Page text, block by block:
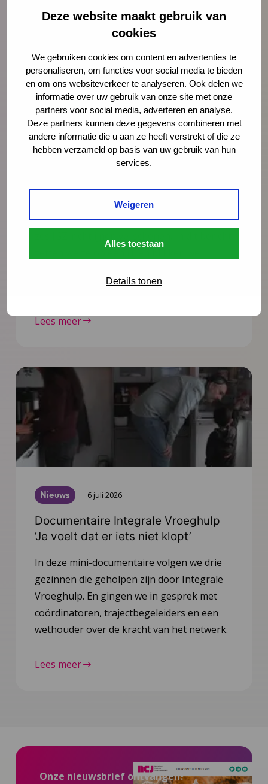
Deze website maakt gebruik van
cookies
We gebruiken cookies om content en advertenties te
personaliseren, om functies voor social media te bieden
en om ons websiteverkeer te analyseren. Ook delen we
informatie over uw gebruik van onze site met onze
partners voor social media, adverteren en analyse.
Deze partners kunnen deze gegevens combineren met
andere informatie die u aan ze heeft verstrekt of die ze
hebben verzameld op basis van uw gebruik van hun
services.
Weigeren
Alles toestaan
Details tonen
Nieuws 21 juli 2026
Vernieuwing JGZ-richtlijnen 2023–
2026: 8 nieuwe en herziene
richtlijnen gepubliceerd
Na de publicatie van de herziene JGZ-
richtlijn Kindermishandeling en de nieuwe
JGZ-richtlijn Mondzorg in juli 2025 zijn nog
worden verwacht.
Lees meer
Nieuws 6 juli 2026
Documentaire Integrale Vroeghulp
‘Je voelt dat er iets niet klopt’
In deze mini-documentaire volgen we drie
gezinnen die geholpen zijn door Integrale
Vroeghulp. En gingen we in gesprek met
coördinatoren, trajectbegeleiders en een
wethouder over de kracht van het netwerk.
Lees meer
Onze nieuwsbrief ontvangen?